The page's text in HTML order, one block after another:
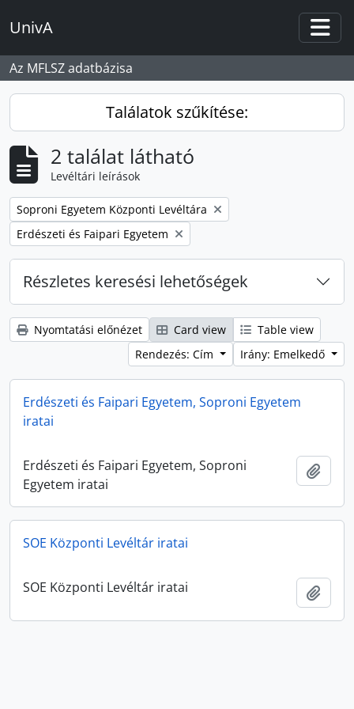
UnivA
Az MFLSZ adatbázisa
Találatok szűkítése:
2 találat látható
Levéltári leírások
Remove filter:
Soproni Egyetem Központi Levéltára
Remove filter:
Erdészeti és Faipari Egyetem
Részletes keresési lehetőségek
Nyomtatási előnézet Card view
Table view
Rendezés: Cím
Irány: Emelkedő
Erdészeti és Faipari Egyetem, Soproni Egyetem
iratai
Erdészeti és Faipari Egyetem, Soproni
Egyetem iratai
SOE Központi Levéltár iratai
SOE Központi Levéltár iratai